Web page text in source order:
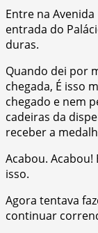
Entre na
entrada do
duras.
Quando dei por
chegada, É isso
chegado e nem
cadeiras da
receber a
Acabou. Acabou!
isso.
Agora tentava
continuar